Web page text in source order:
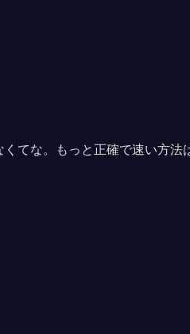
てな。もっと正確で速い方法